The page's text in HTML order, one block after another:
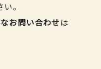
。
お問い合わせは